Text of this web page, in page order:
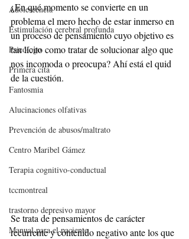
Adolescencia
Estimulación cerebral profunda
Psicólogo
Primera cita
Fantosmia
Alucinaciones olfativas
Prevención de abusos/maltrato
Centro Maribel Gámez
Terapia cognitivo-conductual
tccmontreal
trastorno depresivo mayor
Manual para el paciente
¿En qué momento se convierte en un
problema el mero hecho de estar inmerso en
un proceso de pensamiento cuyo objetivo es
tan lícito como tratar de solucionar algo que
nos incomoda o preocupa? Ahí está el quid
de la cuestión.
Se trata de pensamientos de carácter
recurrente y contenido negativo ante los que